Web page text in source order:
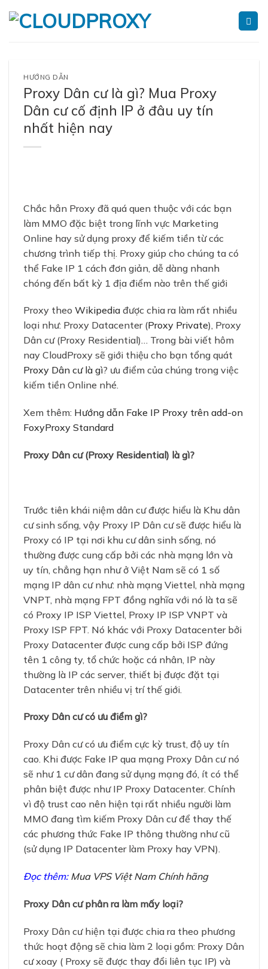
HƯỚNG DẪN
Proxy Dân cư là gì? Mua Proxy
Dân cư cố định IP ở đâu uy tín
nhất hiện nay
Chắc hẳn Proxy đã quá quen thuộc với các bạn
làm MMO đặc biệt trong lĩnh vực Marketing
Online hay sử dụng proxy để kiếm tiền từ các
chương trình tiếp thị. Proxy giúp cho chúng ta có
thể Fake IP 1 cách đơn giản, dễ dàng nhanh
chóng đến bất kỳ 1 địa điểm nào trên thế giới
Proxy theo Wikipedia được chia ra làm rất nhiều
loại như: Proxy Datacenter (Proxy Private), Proxy
Dân cư (Proxy Residential)… Trong bài viết hôm
nay CloudProxy sẽ giới thiệu cho bạn tổng quát
Proxy Dân cư là gì? ưu điểm của chúng trong việc
kiếm tiền Online nhé.
Xem thêm: Hướng dẫn Fake IP Proxy trên add-on
FoxyProxy Standard
Proxy Dân cư (Proxy Residential) là gì?
Trước tiên khái niệm dân cư được hiểu là Khu dân
cư sinh sống, vậy Proxy IP Dân cư sẽ được hiểu là
Proxy có IP tại nơi khu cư dân sinh sống, nó
thường được cung cấp bởi các nhà mạng lớn và
uy tín, chẳng hạn như ở Việt Nam sẽ có 1 số
mạng IP dân cư như: nhà mạng Viettel, nhà mạng
VNPT, nhà mạng FPT đồng nghĩa với nó là ta sẽ
có Proxy IP ISP Viettel, Proxy IP ISP VNPT và
Proxy ISP FPT. Nó khác với Proxy Datacenter bởi
Proxy Datacenter được cung cấp bởi ISP đứng
tên 1 công ty, tổ chức hoặc cá nhân, IP này
thường là IP các server, thiết bị được đặt tại
Datacenter trên nhiều vị trí thế giới.
Proxy Dân cư có ưu điểm gì?
Proxy Dân cư có ưu điểm cực kỳ trust, độ uy tín
cao. Khi được Fake IP qua mạng Proxy Dân cư nó
sẽ như 1 cư dân đang sử dụng mạng đó, ít có thể
phân biệt được như IP Proxy Datacenter. Chính
vì độ trust cao nên hiện tại rất nhiều người làm
MMO đang tìm kiếm Proxy Dân cư để thay thế
các phương thức Fake IP thông thường như cũ
(sử dụng IP Datacenter làm Proxy hay VPN).
Đọc thêm: Mua VPS Việt Nam Chính hãng
Proxy Dân cư phân ra làm mấy loại?
Proxy Dân cư hiện tại được chia ra theo phương
thức hoạt động sẽ chia làm 2 loại gồm: Proxy Dân
cư xoay ( Proxy sẽ được thay đổi liên tục IP) và